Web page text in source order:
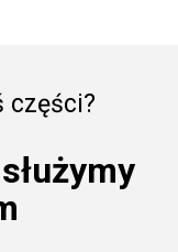
części?